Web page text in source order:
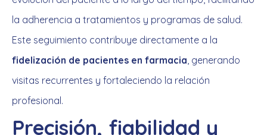
la adherencia a tratamientos y programas de salud.
Este seguimiento contribuye directamente a la
fidelización de pacientes en farmacia, generando
visitas recurrentes y fortaleciendo la relación
profesional.
Precisión, fiabilidad y